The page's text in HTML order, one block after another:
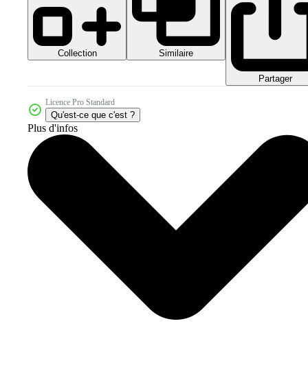
Collection Similaire
Partager
Licence Pro Standard
Qu'est-ce que c'est ?
Plus d'infos